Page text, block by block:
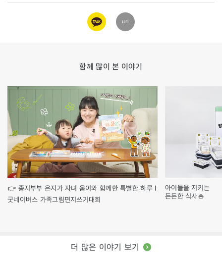
카카오
링크
url
함께 많이 본 이야기
👉 종지부부 은지가 자녀 움이와 함께한 특별한 하루 l
굿네이버스 가족그림편지쓰기대회
아이들을 지키는
든든한 식사🍚
더 많은 이야기 보기